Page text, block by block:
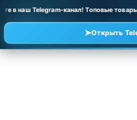
наш Telegram-канал! Топовые товары,
➤Открыть